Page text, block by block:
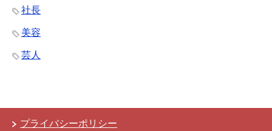
社長
美容
芸人
プライバシーポリシー